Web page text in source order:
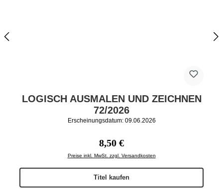
LOGISCH AUSMALEN UND ZEICHNEN
72/2026
Erscheinungsdatum: 09.06.2026
Regulärer Preis:
8,50 €
Preise inkl. MwSt. zzgl. Versandkosten
Titel kaufen